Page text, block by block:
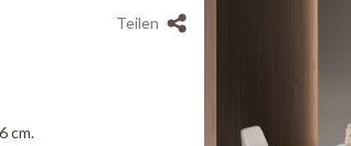
cm.
Teilen